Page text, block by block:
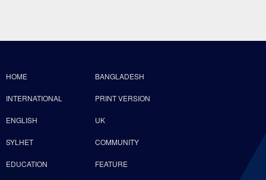
HOME BANGLADESH
INTERNATIONAL PRINT VERSION
ENGLISH UK
SYLHET COMMUNITY
EDUCATION FEATURE